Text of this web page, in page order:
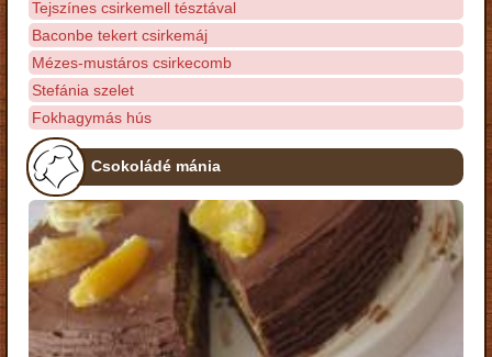
Tejszínes csirkemell tésztával
Baconbe tekert csirkemáj
Mézes-mustáros csirkecomb
Stefánia szelet
Fokhagymás hús
Csokoládé mánia